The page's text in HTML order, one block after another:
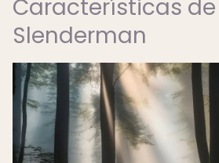
Características de
Slenderman